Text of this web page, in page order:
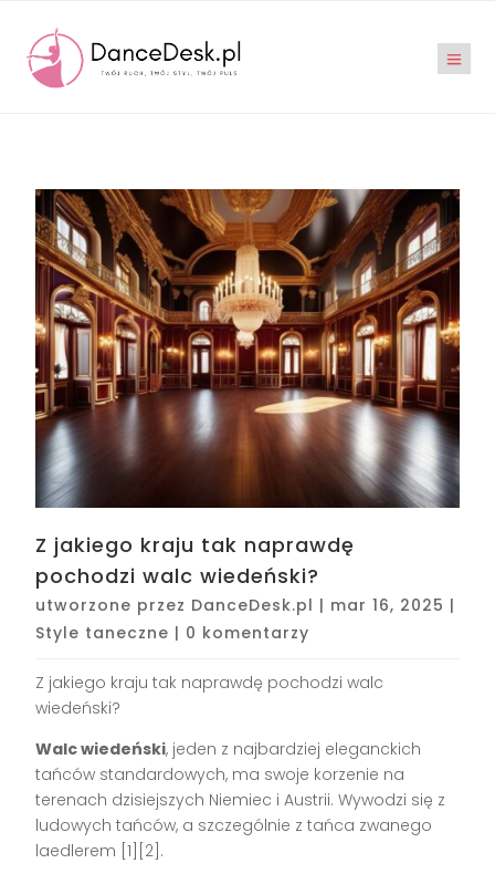
Z jakiego kraju tak naprawdę
pochodzi walc wiedeński?
utworzone przez DanceDesk.pl | mar 16, 2025 |
Style taneczne | 0 komentarzy
Z jakiego kraju tak naprawdę pochodzi walc
wiedeński?
Walc wiedeński, jeden z najbardziej eleganckich
tańców standardowych, ma swoje korzenie na
terenach dzisiejszych Niemiec i Austrii. Wywodzi się z
ludowych tańców, a szczególnie z tańca zwanego
laedlerem [1][2].